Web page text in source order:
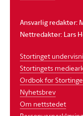
Ansvarlig redaktør:
Nettredaktør: Lars
Stortinget
Stortingets
Ordbok for
Nyhetsbrev
Om nettstedet